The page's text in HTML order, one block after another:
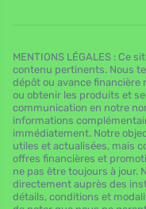
MENTIONS LÉGALES : Ce
contenu pertinents. Nous
dépôt ou avance financière
ou obtenir les produits et
communication en notre
informations
immédiatement. Notre
utiles et actualisées, mais
offres financières et
ne pas être toujours à jour.
directement auprès des
détails, conditions et